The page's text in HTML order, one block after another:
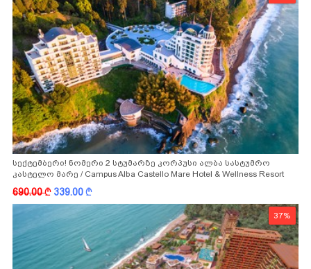
სექტემბერი! ნომერი 2 სტუმარზე კორპუსი ალბა სასტუმრო
კასტელო მარე / Campus Alba Castello Mare Hotel & Wellness Resort
-სგან!
690.00k 339.00k
37%